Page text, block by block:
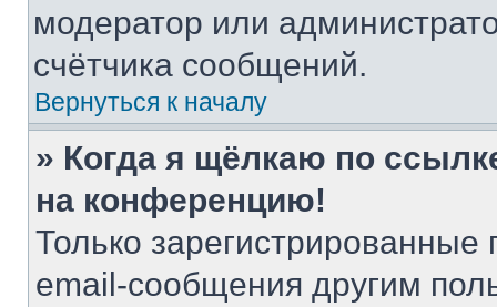
модератор или
счётчика сообщений.
Вернуться к началу
» Когда я щёлкаю по
на конференцию!
Только зарегистрированные
email-сообщения другим